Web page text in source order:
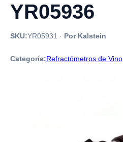
YR05936
SKU:YR05931 · Por Kalstein
Categoría:Refractómetros de Vino